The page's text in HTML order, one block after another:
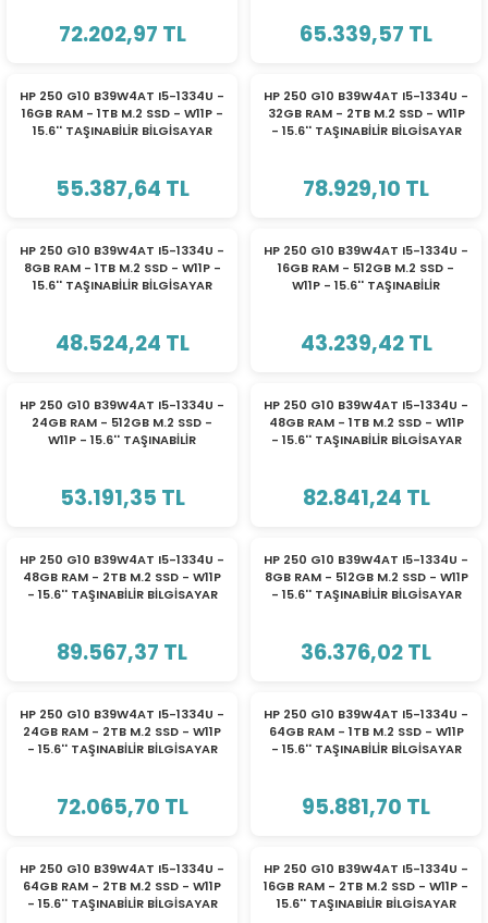
Akseuarları
72.202,97 TL 65.339,57 TL
HP 250 G10 B39W4AT I5-1334U -
16GB RAM - 1TB M.2 SSD - W11P -
15.6'' TAŞINABİLİR BİLGİSAYAR
55.387,64 TL
HP 250 G10 B39W4AT I5-1334U -
32GB RAM - 2TB M.2 SSD - W11P
- 15.6'' TAŞINABİLİR BİLGİSAYAR
78.929,10 TL
HP 250 G10 B39W4AT I5-1334U -
8GB RAM - 1TB M.2 SSD - W11P -
15.6'' TAŞINABİLİR BİLGİSAYAR
48.524,24 TL
HP 250 G10 B39W4AT I5-1334U -
16GB RAM - 512GB M.2 SSD -
W11P - 15.6'' TAŞINABİLİR
43.239,42 TL
HP 250 G10 B39W4AT I5-1334U -
24GB RAM - 512GB M.2 SSD -
W11P - 15.6'' TAŞINABİLİR
53.191,35 TL
HP 250 G10 B39W4AT I5-1334U -
48GB RAM - 1TB M.2 SSD - W11P
- 15.6'' TAŞINABİLİR BİLGİSAYAR
82.841,24 TL
HP 250 G10 B39W4AT I5-1334U -
48GB RAM - 2TB M.2 SSD - W11P
- 15.6'' TAŞINABİLİR BİLGİSAYAR
89.567,37 TL
HP 250 G10 B39W4AT I5-1334U -
8GB RAM - 512GB M.2 SSD - W11P
- 15.6'' TAŞINABİLİR BİLGİSAYAR
36.376,02 TL
HP 250 G10 B39W4AT I5-1334U -
24GB RAM - 2TB M.2 SSD - W11P
- 15.6'' TAŞINABİLİR BİLGİSAYAR
72.065,70 TL
HP 250 G10 B39W4AT I5-1334U -
64GB RAM - 1TB M.2 SSD - W11P
- 15.6'' TAŞINABİLİR BİLGİSAYAR
95.881,70 TL
HP 250 G10 B39W4AT I5-1334U -
64GB RAM - 2TB M.2 SSD - W11P
- 15.6'' TAŞINABİLİR BİLGİSAYAR
HP 250 G10 B39W4AT I5-1334U -
16GB RAM - 2TB M.2 SSD - W11P -
15.6'' TAŞINABİLİR BİLGİSAYAR